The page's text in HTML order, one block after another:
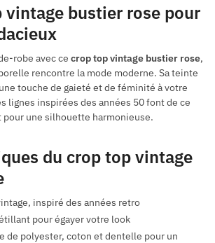
vintage bustier rose pour
robe avec ce crop top vintage bustier rose,
rencontre la mode moderne. Sa teinte
touche de gaieté et de féminité à votre
lignes inspirées des années 50 font de ce
pour une silhouette harmonieuse.
du crop top vintage
inspiré des années retro
pour égayer votre look
de polyester, coton et dentelle pour un